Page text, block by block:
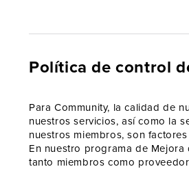
Política de control
Para Community, la calidad de
nuestros servicios, así como la
nuestros miembros, son
En nuestro programa de Mejora
tanto miembros como